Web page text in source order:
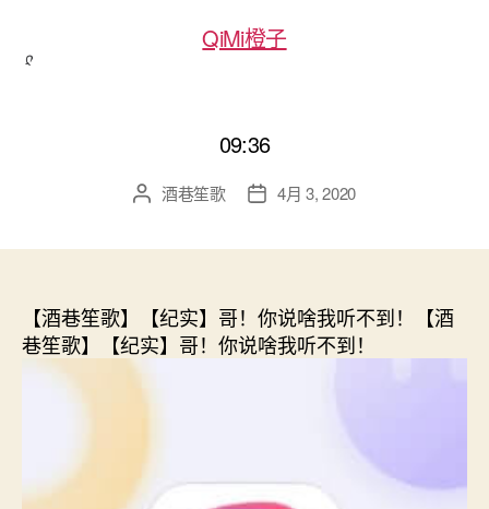
QiMi橙子
09:36
文 酒巷笙歌
发 4月 3, 2020
【酒巷笙歌】【纪实】哥！你说啥我听不到！【酒
巷笙歌】【纪实】哥！你说啥我听不到！